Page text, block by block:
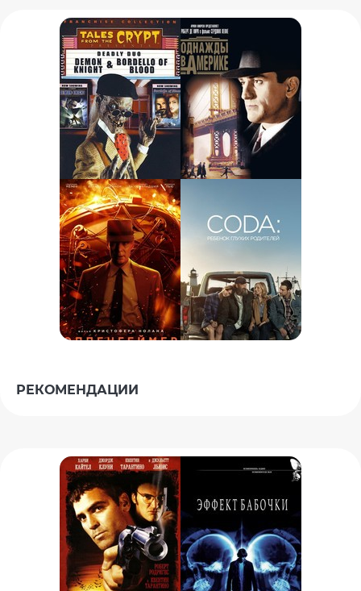
РЕКОМЕНДАЦИИ